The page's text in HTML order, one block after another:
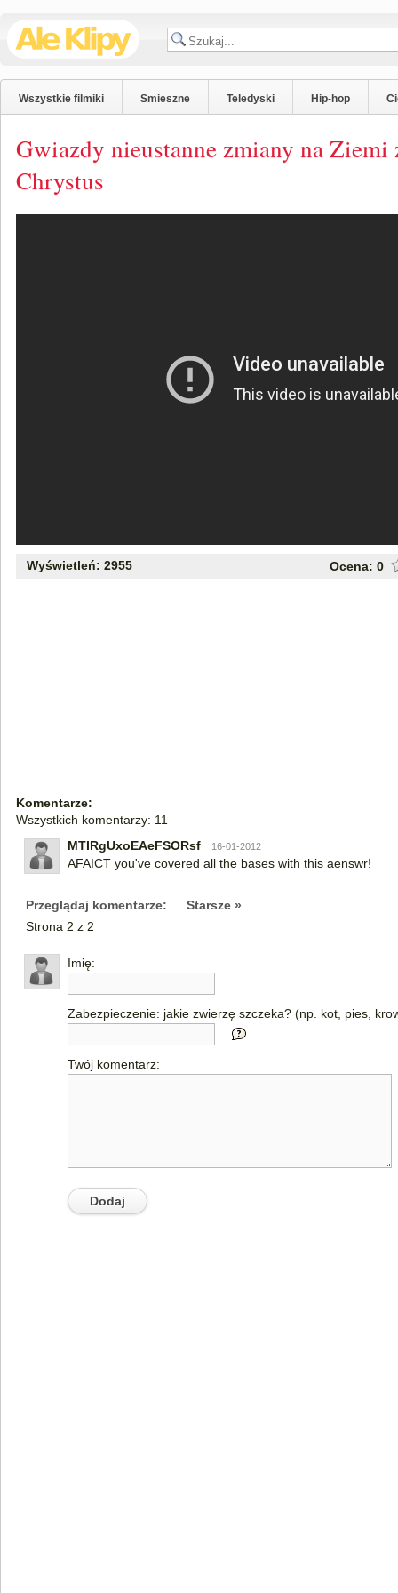
Wszystkie filmiki Smieszne Teledyski Hip-hop
Gwiazdy nieustanne zmiany na Ziemi
Chrystus
Wyświetleń: 2955 Ocena: 0
Komentarze:
Wszystkich komentarzy: 11
MTIRgUxoEAeFSORsf
16-01-2012
AFAICT you've covered all the bases with this aenswr!
Przeglądaj komentarze:
Starsze »
Strona 2 z 2
Imię:
Zabezpieczenie: jakie zwierzę szczeka? (np. kot, pies,
Twój komentarz: